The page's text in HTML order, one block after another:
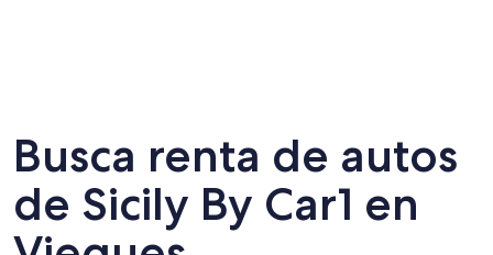
Busca renta de autos
de Sicily By Car1 en